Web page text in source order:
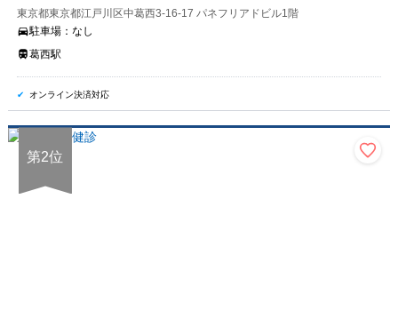
東京都東京都江戸川区中葛西3-16-17 パネフリアドビル1階
駐車場： なし
葛西駅
オンライン決済対応
第2位